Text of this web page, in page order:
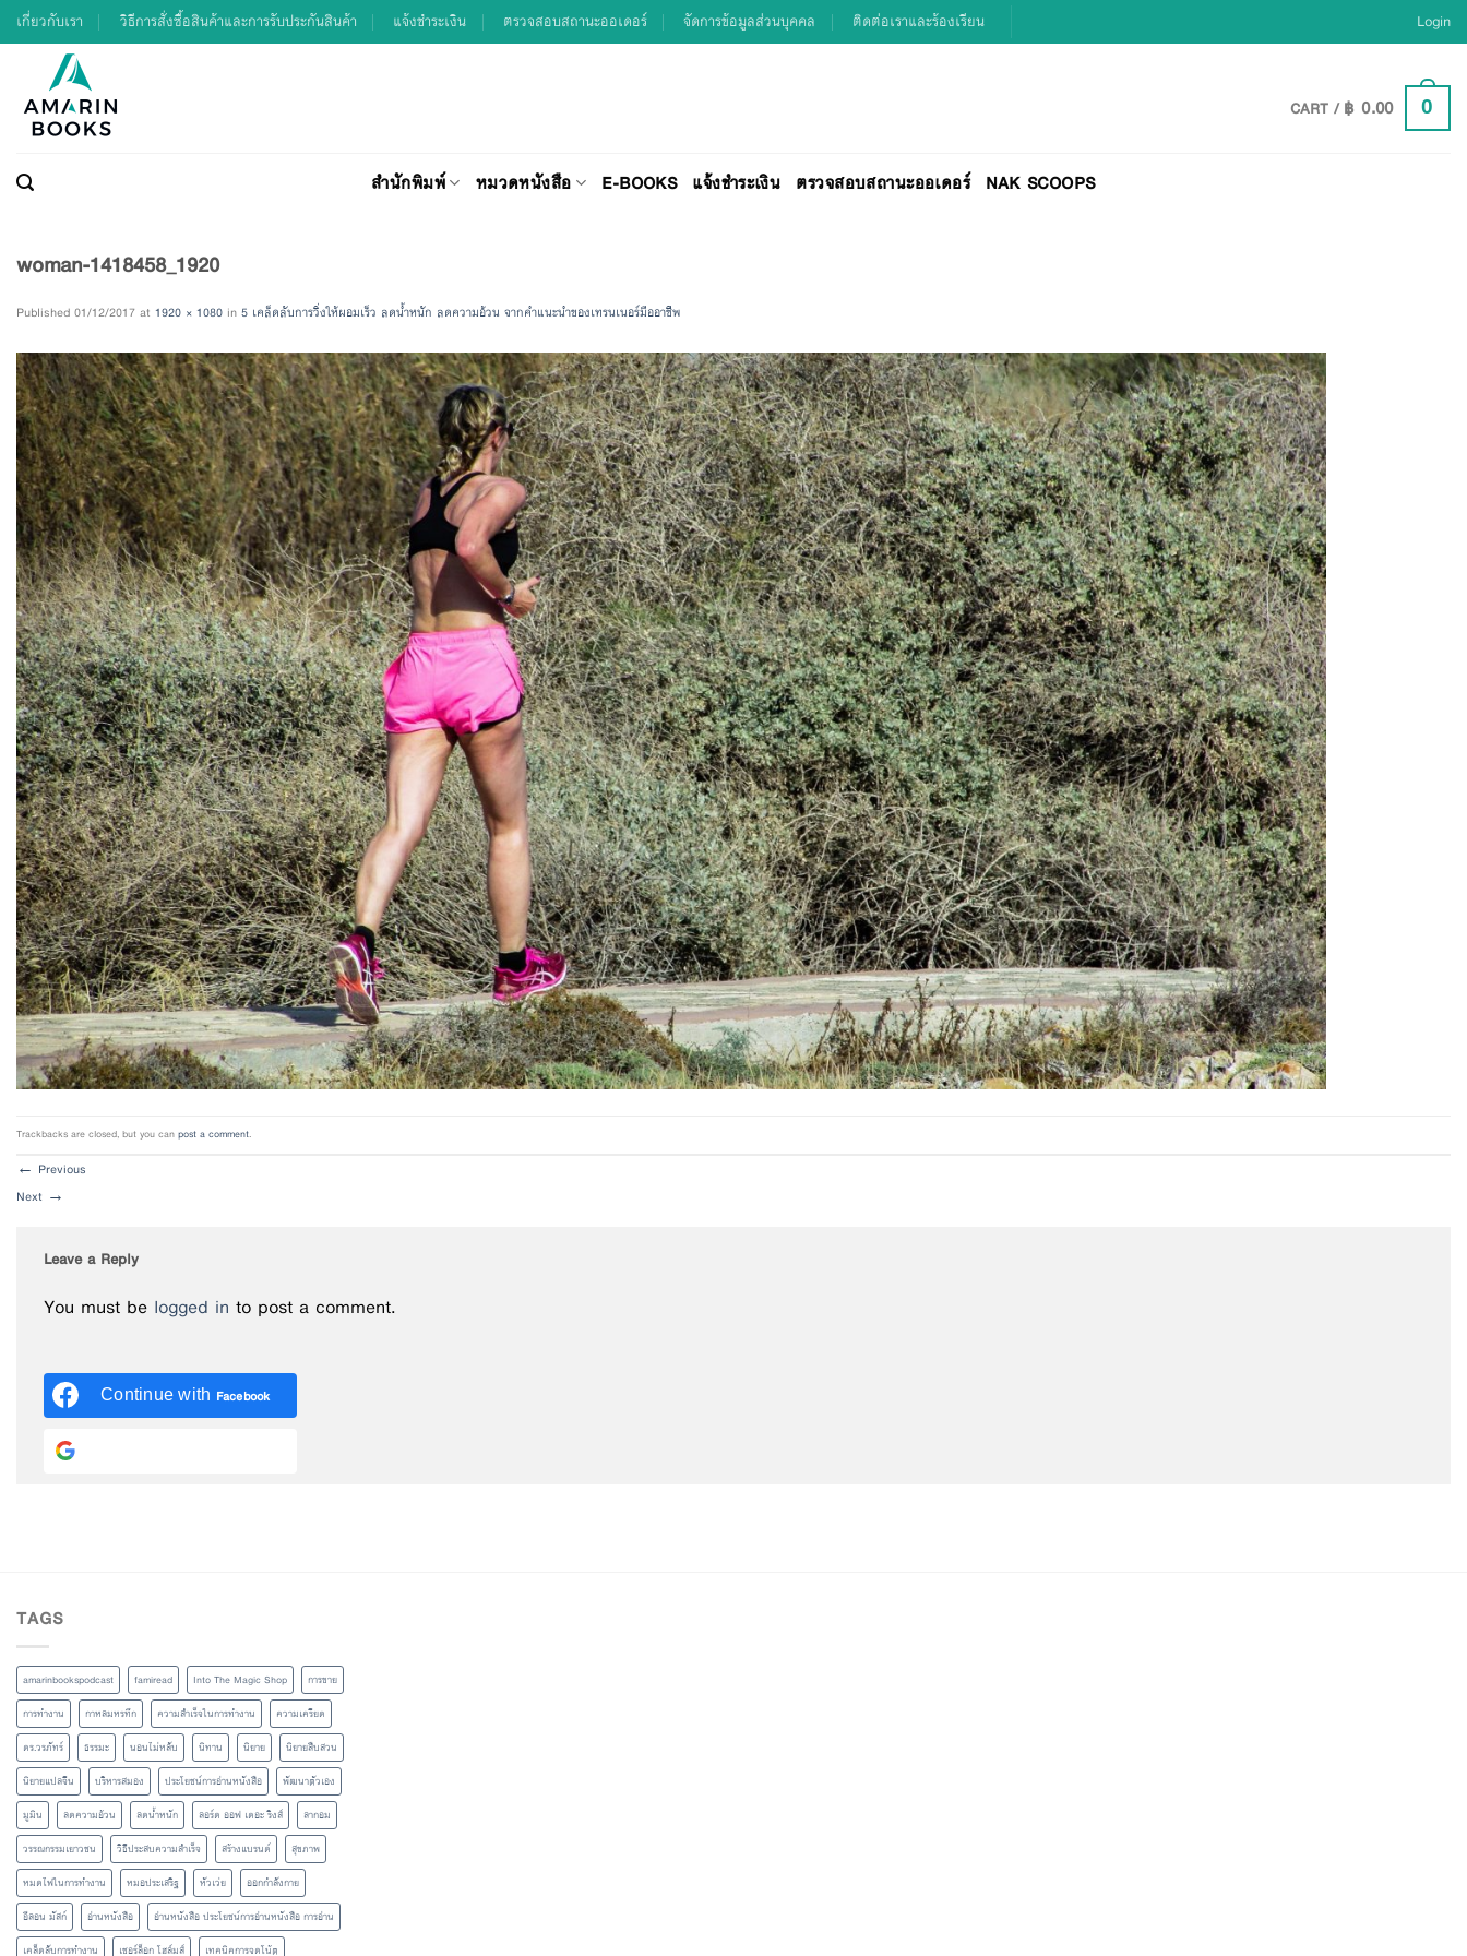
Skip
to
เกี่ยวกับเรา วิธีการสั่งซื้อสินค้าและการรับประกันสินค้า แจ้งชำระเงิน ตรวจสอบสถานะออเดอร์ จัดการข้อมูลส่วนบุคคล ติดต่อเราและร้องเรียน Login
CART /฿ 0.00 0
สำนักพิมพ์ หมวดหนังสือ E-BOOKS แจ้งชำระเงิน ตรวจสอบสถานะออเดอร์ NAK SCOOPS
woman-1418458_1920
Published 01/12/2017 at 1920 × 1080 in 5 เคล็ดลับการวิ่งให้ผอมเร็ว ลดน้ำหนัก ลดความอ้วน จากคำแนะนำของเทรนเนอร์มืออาชีพ
Trackbacks are closed, but you canpost a comment.
← Previous
Next →
Leave a Reply
You must be logged in to post a comment.
Continue with Facebook
TAGS
amarinbookspodcast famiread Into The Magic Shop
การขาย
การทำงาน
กาหลมหรทึก ความสำเร็จในการทำงาน
ความเครียด
ดร.วรภัทร์
ธรรมะ นอนไม่หลับ นิทาน นิยาย
นิยายสืบสวน
นิยายแปลจีน
บริหารสมอง ประโยชน์การอ่านหนังสือ
พัฒนาตัวเอง
มูมิน
ลดความอ้วน ลดน้ำหนัก ลอร์ด ออฟ เดอะ ริงส์
ลากอม
วรรณกรรมเยาวชน
วิธีประสบความสำเร็จ สร้างแบรนด์
สุขภาพ
หมดไฟในการทำงาน
หมอประเสริฐ หัวเว่ย
ออกกำลังกาย
อีลอน มัสก์
อ่านหนังสือ
อ่านหนังสือ ประโยชน์การอ่านหนังสือ การอ่าน
เคล็ดลับการทำงาน
เชอร์ล็อก โฮล์มส์
เทคนิคการจดโน้ต